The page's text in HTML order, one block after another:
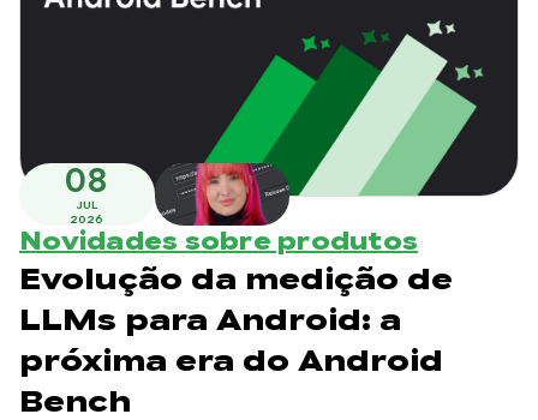
08
JUL
2026
Novidades sobre produtos
Evolução da medição de
LLMs para Android: a
próxima era do Android
Bench